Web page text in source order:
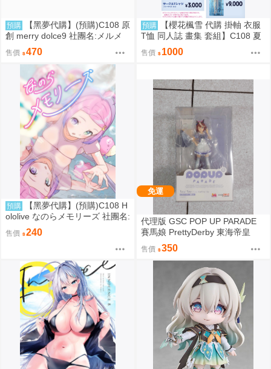
預購
【黑夢代購】(預購)C108 原
創 merry dolce9 社團名:メルメ
リー 繪師:三つ葉ちょこ
售價 470
預購
【櫻花楓雪 代購 掛軸 衣服
T恤 同人誌 畫集 套組】C108 夏
色しずく カントク 監督 5年目の
放課後
售價 1000
預購
【黑夢代購】(預購)C108 H
ololive なのらメモリーズ 社團名:
たこあげ日和 繪師:たこあげ
售價 240
免運
代理版 GSC POP UP PARADE
賽馬娘 PrettyDerby 東海帝皇
售價 350